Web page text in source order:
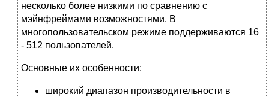
несколько более низкими по сравнению с
мэйнфреймами возможностями. В
многопользовательском режиме поддерживаются 16
- 512 пользователей.
Основные их особенности:
широкий диапазон производительности в